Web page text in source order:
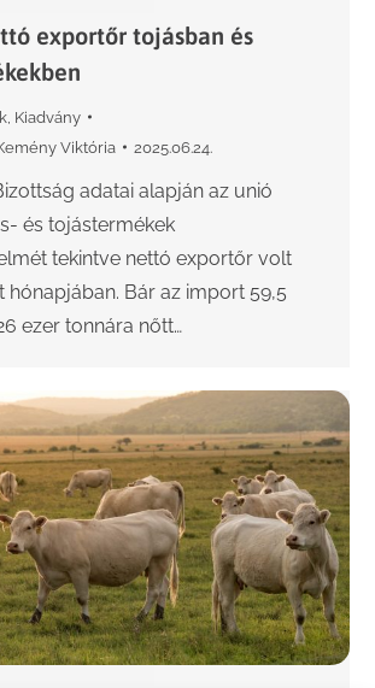
exportőr tojásban és
Kiadvány
Viktória 2025.06.24.
adatai alapján az unió
és tojástermékek
tekintve nettó exportőr volt
hónapjában. Bár az import 59,5
ezer tonnára nőtt…